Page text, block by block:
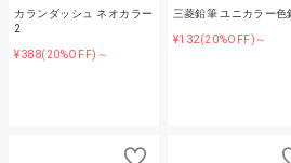
カランダッシュ ネオカラー
2
¥388(20%OFF)～
三菱鉛筆 ユニカラー色
¥132(20%OFF)～